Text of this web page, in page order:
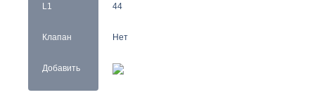
L1
Клапан
Добавить
44
Нет